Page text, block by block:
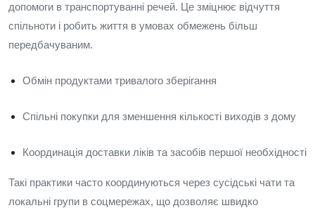
допомоги в транспортуванні речей. Це зміцнює відчуття
спільноти і робить життя в умовах обмежень більш
передбачуваним.
Обмін продуктами тривалого зберігання
Спільні покупки для зменшення кількості виходів з дому
Координація доставки ліків та засобів першої необхідності
Такі практики часто координуються через сусідські чати та
локальні групи в соцмережах, що дозволяє швидко